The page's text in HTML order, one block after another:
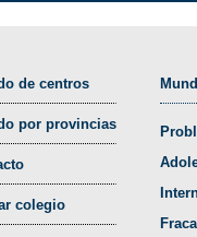
de centros
por provincias
colegio